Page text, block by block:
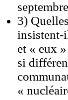
3)
insistent-
et « eux
si
«